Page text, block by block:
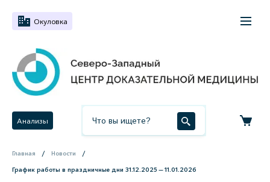
Окуловка
Анализы
Главная Новости
График работы в праздничные дни 31.12.2025 — 11.01.2026